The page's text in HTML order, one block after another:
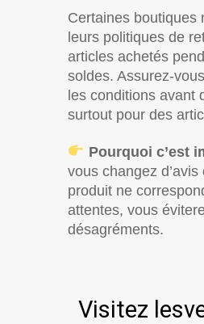
Certaines boutiques
leurs politiques de
articles achetés
soldes. Assurez-
les conditions avant
surtout pour des
Pourquoi c’est
vous changez d’avis
produit ne
attentes, vous
désagréments.
Visitez